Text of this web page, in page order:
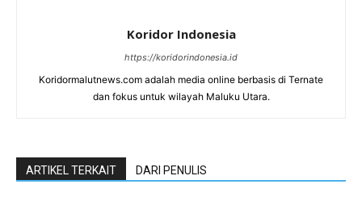
Koridor Indonesia
https://koridorindonesia.id
Koridormalutnews.com adalah media online berbasis di Ternate
dan fokus untuk wilayah Maluku Utara.
ARTIKEL TERKAIT DARI PENULIS